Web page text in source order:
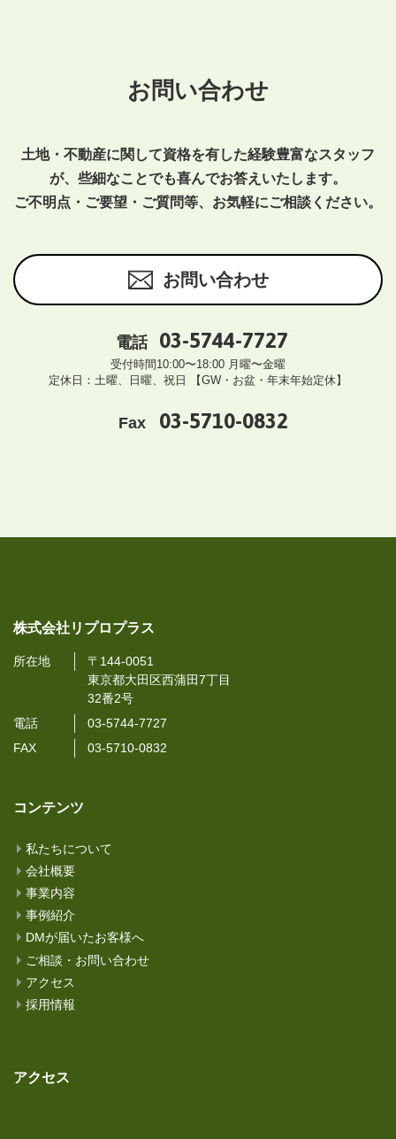
お問い合わせ
土地・不動産に関して資格を有した経験豊富なスタッフ
が、些細なことでも喜んでお答えいたします。
ご不明点・ご要望・ご質問等、お気軽にご相談ください。
お問い合わせ
電話 03-5744-7727
受付時間10:00〜18:00 月曜〜金曜
定休日：土曜、日曜、祝日 【GW・お盆・年末年始定休】
Fax 03-5710-0832
株式会社リプロプラス
所在地
〒144-0051
東京都大田区西蒲田7丁目
32番2号
電話
03-5744-7727
FAX
03-5710-0832
コンテンツ
私たちについて
会社概要
事業内容
事例紹介
DMが届いたお客様へ
ご相談・お問い合わせ
アクセス
採用情報
アクセス